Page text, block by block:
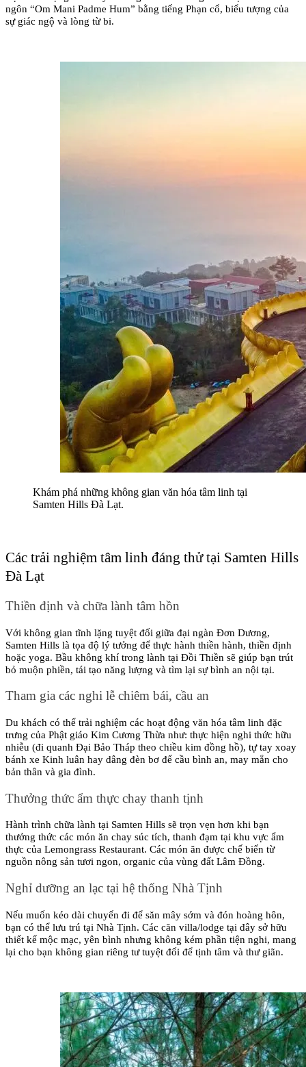
ngôn “Om Mani Padme Hum” bằng tiếng Phạn cổ, biểu tượng của
sự giác ngộ và lòng từ bi.
Khám phá những không gian văn hóa tâm linh tại
Samten Hills Đà Lạt.
Các trải nghiệm tâm linh đáng thử tại Samten Hills
Đà Lạt
Thiền định và chữa lành tâm hồn
Với không gian tĩnh lặng tuyệt đối giữa đại ngàn Đơn Dương,
Samten Hills là tọa độ lý tưởng để thực hành thiền hành, thiền định
hoặc yoga. Bầu không khí trong lành tại Đồi Thiền sẽ giúp bạn trút
bỏ muộn phiền, tái tạo năng lượng và tìm lại sự bình an nội tại.
Tham gia các nghi lễ chiêm bái, cầu an
Du khách có thể trải nghiệm các hoạt động văn hóa tâm linh đặc
trưng của Phật giáo Kim Cương Thừa như: thực hiện nghi thức hữu
nhiễu (đi quanh Đại Bảo Tháp theo chiều kim đồng hồ), tự tay xoay
bánh xe Kinh luân hay dâng đèn bơ để cầu bình an, may mắn cho
bản thân và gia đình.
Thưởng thức ẩm thực chay thanh tịnh
Hành trình chữa lành tại Samten Hills sẽ trọn vẹn hơn khi bạn
thưởng thức các món ăn chay súc tích, thanh đạm tại khu vực ẩm
thực của Lemongrass Restaurant. Các món ăn được chế biến từ
nguồn nông sản tươi ngon, organic của vùng đất Lâm Đồng.
Nghỉ dưỡng an lạc tại hệ thống Nhà Tịnh
Nếu muốn kéo dài chuyến đi để săn mây sớm và đón hoàng hôn,
bạn có thể lưu trú tại Nhà Tịnh. Các căn villa/lodge tại đây sở hữu
thiết kế mộc mạc, yên bình nhưng không kém phần tiện nghi, mang
lại cho bạn không gian riêng tư tuyệt đối để tịnh tâm và thư giãn.